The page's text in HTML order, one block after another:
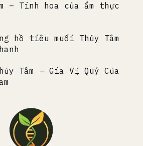
– Tinh hoa của ẩm thực
hồ tiêu muối Thủy Tâm
Tâm – Gia Vị Quý Của